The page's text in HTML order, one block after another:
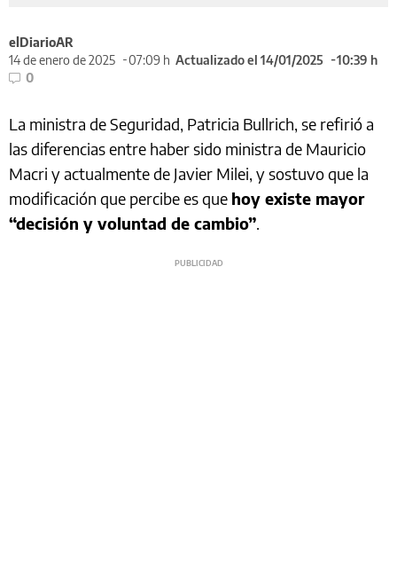
elDiarioAR
14 de enero de 2025
07:09 h Actualizado el 14/01/2025
10:39 h
0
La ministra de Seguridad, Patricia Bullrich, se refirió a
las diferencias entre haber sido ministra de Mauricio
Macri y actualmente de Javier Milei, y sostuvo que la
modificación que percibe es que hoy existe mayor
“decisión y voluntad de cambio”.